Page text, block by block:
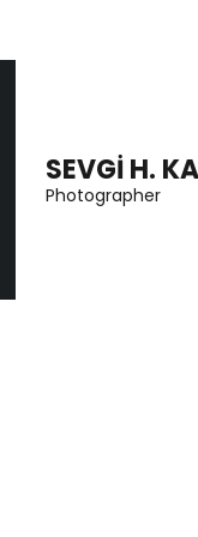
SEVGI H.
Photographer